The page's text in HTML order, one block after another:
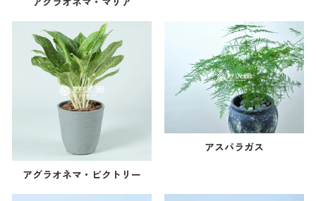
アグラオネマ・ビクトリー
アスパラガス